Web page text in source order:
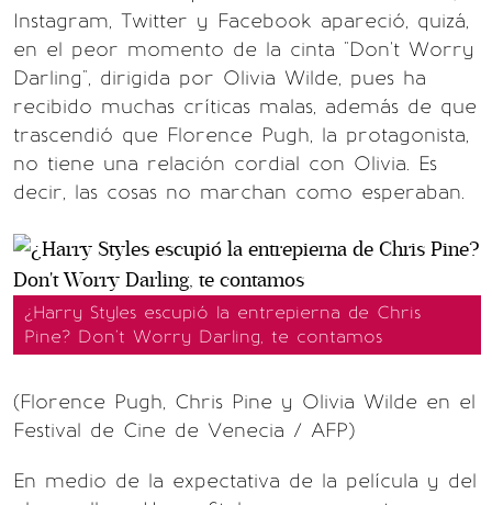
Instagram, Twitter y Facebook apareció, quizá,
en el peor momento de la cinta "Don't Worry
Darling", dirigida por Olivia Wilde, pues ha
recibido muchas críticas malas, además de que
trascendió que Florence Pugh, la protagonista,
no tiene una relación cordial con Olivia. Es
decir, las cosas no marchan como esperaban.
¿Harry Styles escupió la entrepierna de Chris
Pine? Don't Worry Darling, te contamos
(Florence Pugh, Chris Pine y Olivia Wilde en el
Festival de Cine de Venecia / AFP)
En medio de la expectativa de la película y del